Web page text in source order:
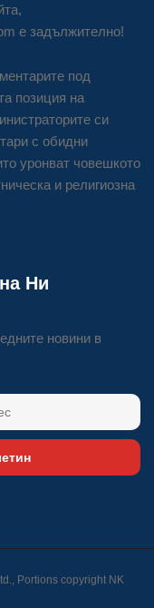
е задължително!
под
позиция на
си
с обидни
уронват човешкото
и религиозна
Ни
новини в
Portions copyright NK